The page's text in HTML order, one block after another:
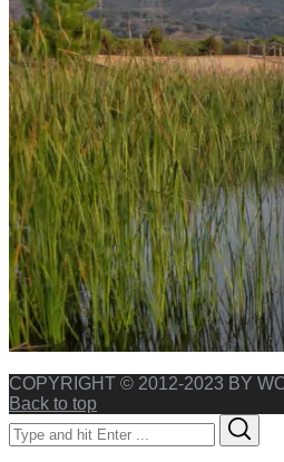
COPYRIGHT © 2012-2023 BY
Back to top
Search
for: